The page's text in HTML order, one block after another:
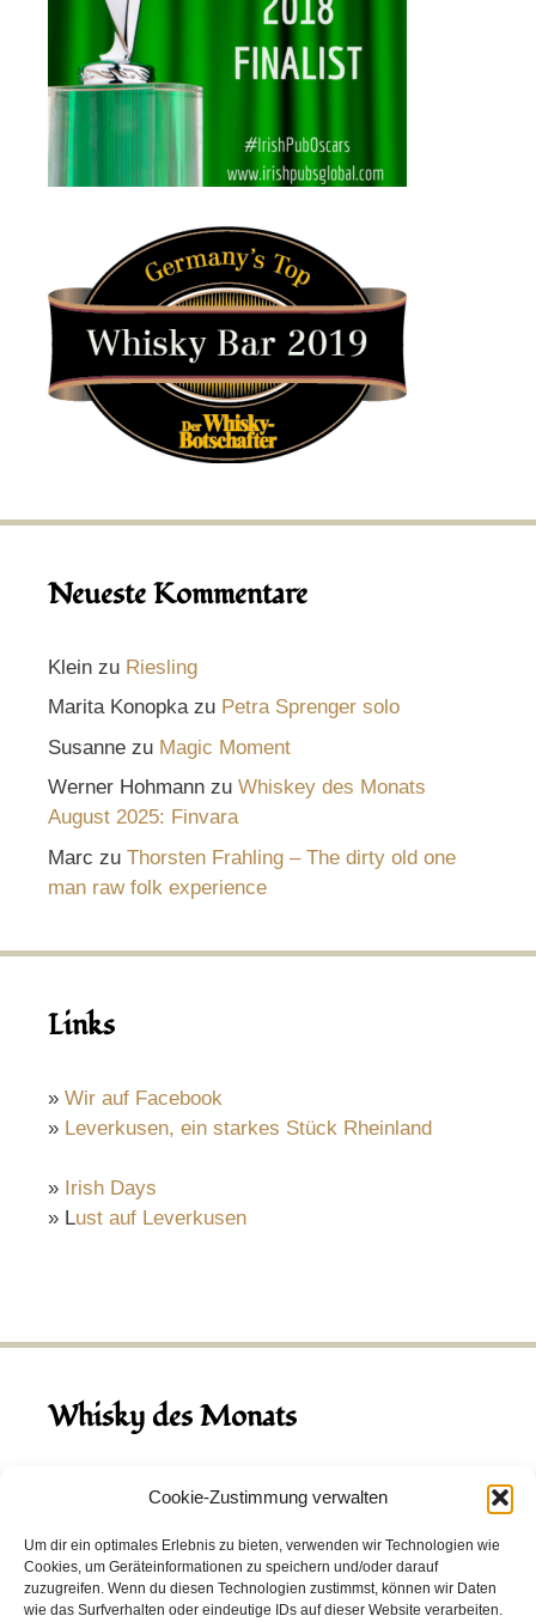
Cookie-Zustimmung verwalten
Um dir ein optimales Erlebnis zu bieten, verwenden wir Technologien wie
Cookies, um Geräteinformationen zu speichern und/oder darauf
zuzugreifen. Wenn du diesen Technologien zustimmst, können wir Daten
wie das Surfverhalten oder eindeutige IDs auf dieser Website verarbeiten.
Neueste Kommentare
Klein zu Riesling
Marita Konopkazu Petra Sprenger solo
Susanne zu Magic Moment
Werner Hohmann zu Whiskey des Monats
August 2025: Finvara
Marc zu Thorsten Frahling – The dirty old one
man raw folk experience
Links
» Wir auf Facebook
» Leverkusen, ein starkes Stück Rheinland
» Irish Days
» Lust auf Leverkusen
Whisky des Monats
August 2026
Hinch Double Wood
Destillerie:Hinch(Irland)
Single Malt, 43.0%